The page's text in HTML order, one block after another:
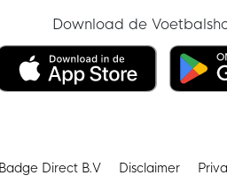
Download de
Direct B.V Disclaimer